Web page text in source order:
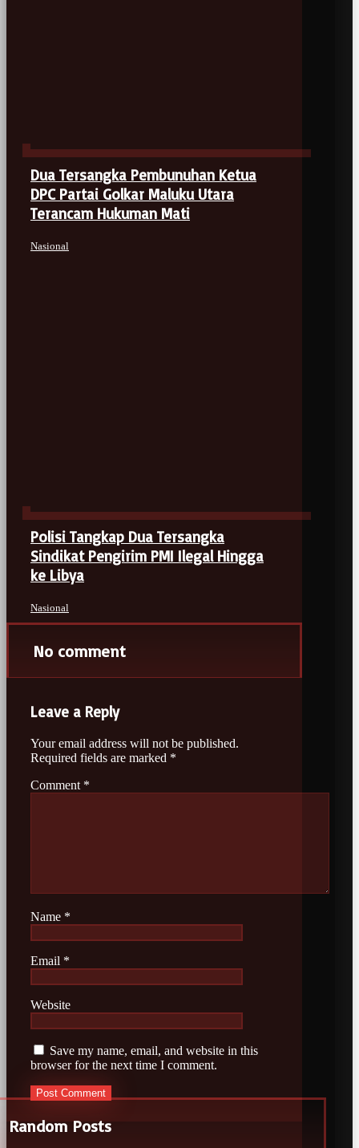
Dua Tersangka Pembunuhan Ketua
DPC Partai Golkar Maluku Utara
Terancam Hukuman Mati
Nasional
Polisi Tangkap Dua Tersangka
Sindikat Pengirim PMI Ilegal Hingga
ke Libya
Nasional
No comment
Leave a Reply
Your email address will not be published.
Required fields are marked *
Comment *
Name *
Email *
Website
Save my name, email, and website in this
browser for the next time I comment.
Random Posts